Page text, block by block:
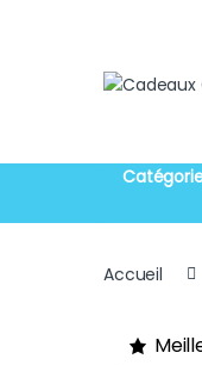
Accueil